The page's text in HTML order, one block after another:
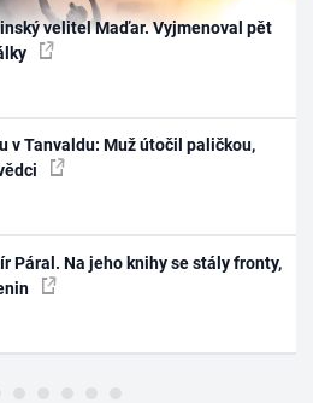
velitel Maďar. Vyjmenoval pět
v Tanvaldu: Muž útočil paličkou,
Páral. Na jeho knihy se stály fronty,